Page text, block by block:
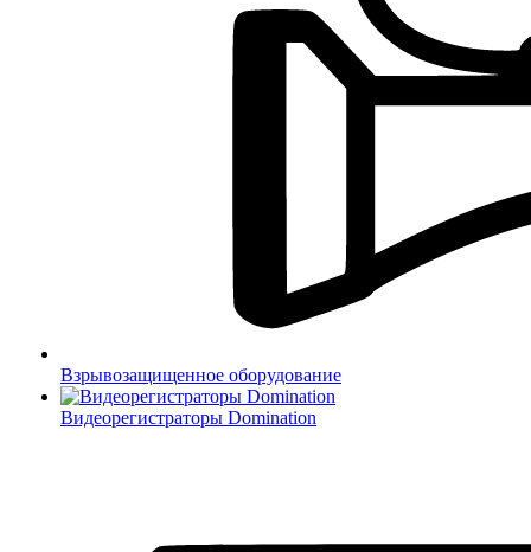
Взрывозащищенное оборудование
Видеорегистраторы Domination